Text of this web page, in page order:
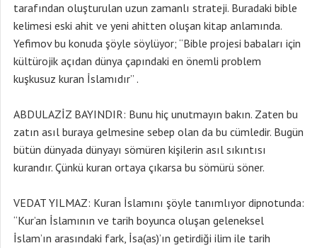
tarafından oluşturulan uzun zamanlı strateji. Buradaki bible
kelimesi eski ahit ve yeni ahitten oluşan kitap anlamında.
Yefimov bu konuda şöyle söylüyor; “Bible projesi babaları için
kültürojik açıdan dünya çapındaki en önemli problem
kuşkusuz kuran İslamıdır” .
ABDULAZİZ BAYINDIR: Bunu hiç unutmayın bakın. Zaten bu
zatın asıl buraya gelmesine sebep olan da bu cümledir. Bugün
bütün dünyada dünyayı sömüren kişilerin asıl sıkıntısı
kurandır. Çünkü kuran ortaya çıkarsa bu sömürü söner.
VEDAT YILMAZ: Kuran İslamını şöyle tanımlıyor dipnotunda:
“Kur’an İslamının ve tarih boyunca oluşan geleneksel
İslam’ın arasındaki fark, İsa(as)’ın getirdiği ilim ile tarih